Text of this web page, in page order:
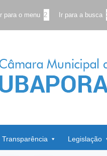
Ir para o menu 2 Ir para a busca
Transparência Legislação